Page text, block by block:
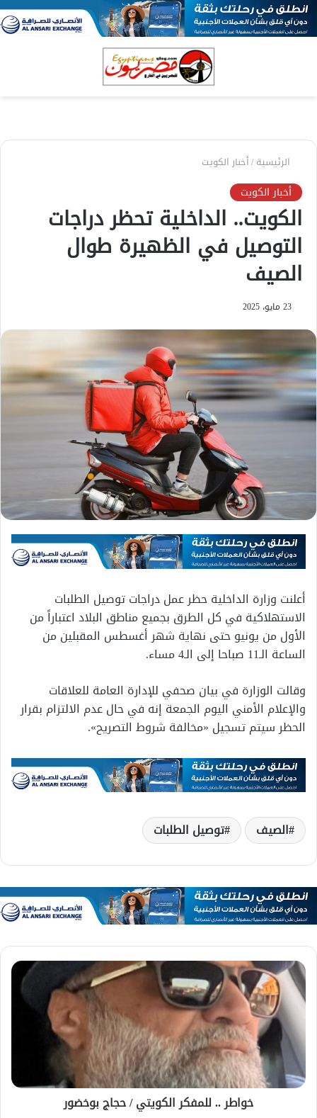
الرئيسية/أخبار الكويت
أخبار الكويت
الكويت.. الداخلية تحظر دراجات
التوصيل في الظهيرة طوال
الصيف
23 مايو، 2025
أعلنت وزارة الداخلية حظر عمل دراجات توصيل الطلبات
الاستهلاكية في كل الطرق بجميع مناطق البلاد اعتباراً من
الأول من يونيو حتى نهاية شهر أغسطس المقبلين من
الساعة الـ11 صباحا إلى الـ4 مساء.
وقالت الوزارة في بيان صحفي للإدارة العامة للعلاقات
والإعلام الأمني اليوم الجمعة إنه في حال عدم الالتزام بقرار
الحظر سيتم تسجيل «مخالفة شروط التصريح».
الصيف توصيل الطلبات
خواطر .. للمفكر الكويتي / حجاج بوخضور